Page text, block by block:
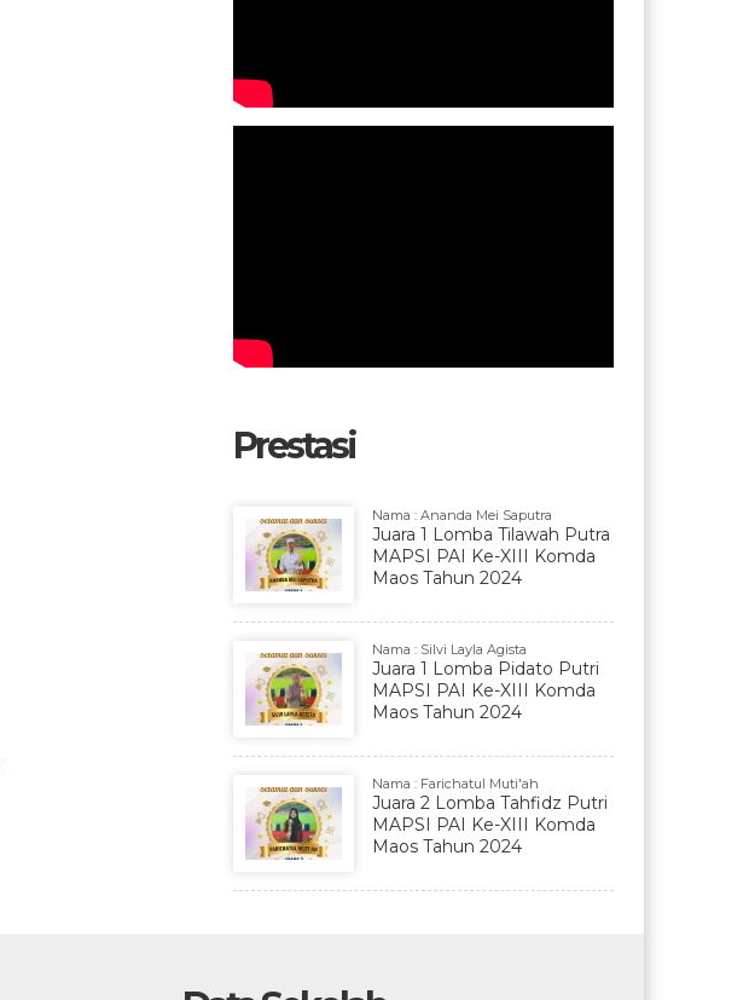
Prestasi
Nama : Ananda Mei Saputra
Juara 1 Lomba Tilawah Putra
MAPSI PAI Ke-XIII Komda
Maos Tahun 2024
Nama : Silvi Layla Agista
Juara 1 Lomba Pidato Putri
MAPSI PAI Ke-XIII Komda
Maos Tahun 2024
Nama : Farichatul Muti'ah
Juara 2 Lomba Tahfidz Putri
MAPSI PAI Ke-XIII Komda
Maos Tahun 2024